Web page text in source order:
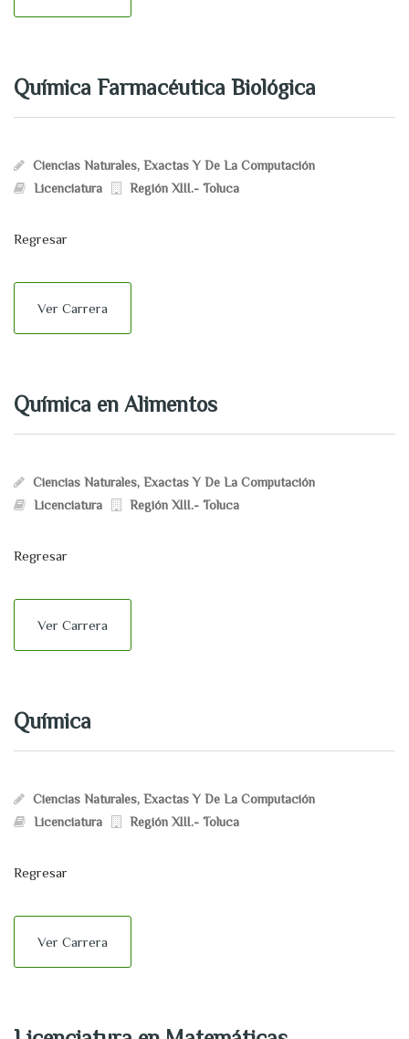
Química Farmacéutica Biológica
Ciencias Naturales, Exactas Y De La Computación
Licenciatura
Región XIII.- Toluca
Regresar
Ver Carrera
Química en Alimentos
Ciencias Naturales, Exactas Y De La Computación
Licenciatura
Región XIII.- Toluca
Regresar
Ver Carrera
Química
Ciencias Naturales, Exactas Y De La Computación
Licenciatura
Región XIII.- Toluca
Regresar
Ver Carrera